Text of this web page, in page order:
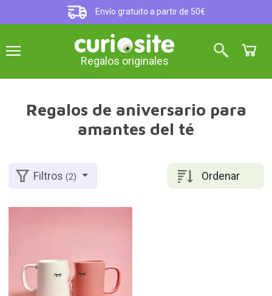
Envío gratuito a partir de 50€
Regalos originales
Regalos de aniversario para
amantes del té
Ordenar
Filtros(2)